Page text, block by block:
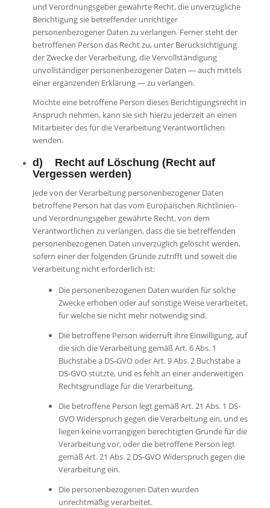
und Verordnungsgeber gewährte Recht, die unverzügliche
Berichtigung sie betreffender unrichtiger
personenbezogener Daten zu verlangen. Ferner steht der
betroffenen Person das Recht zu, unter Berücksichtigung
der Zwecke der Verarbeitung, die Vervollständigung
unvollständiger personenbezogener Daten — auch mittels
einer ergänzenden Erklärung — zu verlangen.
Möchte eine betroffene Person dieses Berichtigungsrecht in
Anspruch nehmen, kann sie sich hierzu jederzeit an einen
Mitarbeiter des für die Verarbeitung Verantwortlichen
wenden.
d) Recht auf Löschung (Recht auf
Vergessen werden)
Jede von der Verarbeitung personenbezogener Daten
betroffene Person hat das vom Europäischen Richtlinien-
und Verordnungsgeber gewährte Recht, von dem
Verantwortlichen zu verlangen, dass die sie betreffenden
personenbezogenen Daten unverzüglich gelöscht werden,
sofern einer der folgenden Gründe zutrifft und soweit die
Verarbeitung nicht erforderlich ist:
Die personenbezogenen Daten wurden für solche
Zwecke erhoben oder auf sonstige Weise verarbeitet,
für welche sie nicht mehr notwendig sind.
Die betroffene Person widerruft ihre Einwilligung, auf
die sich die Verarbeitung gemäß Art. 6 Abs. 1
Buchstabe a DS-GVO oder Art. 9 Abs. 2 Buchstabe a
DS-GVO stützte, und es fehlt an einer anderweitigen
Rechtsgrundlage für die Verarbeitung.
Die betroffene Person legt gemäß Art. 21 Abs. 1 DS-
GVO Widerspruch gegen die Verarbeitung ein, und es
liegen keine vorrangigen berechtigten Gründe für die
Verarbeitung vor, oder die betroffene Person legt
gemäß Art. 21 Abs. 2 DS-GVO Widerspruch gegen die
Verarbeitung ein.
Die personenbezogenen Daten wurden
unrechtmäßig verarbeitet.